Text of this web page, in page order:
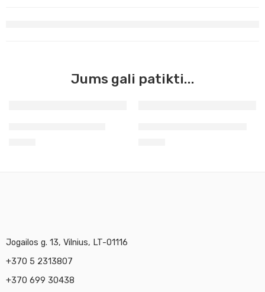
Jums gali patikti...
Jogailos g. 13, Vilnius, LT-01116
+370 5 2313807
+370 699 30438